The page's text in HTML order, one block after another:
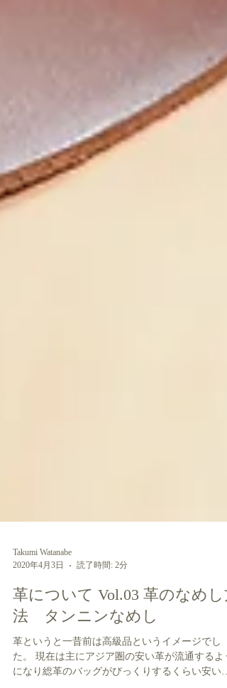
2020年4月3日
読了時間: 2分
革について Vol.03 革のなめし
法 タンニンなめし
革というと一昔前は高級品というイメージでし